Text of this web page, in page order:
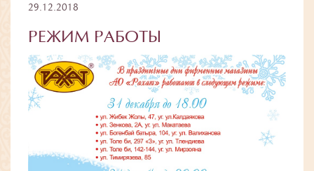
29.12.2018
РЕЖИМ РАБОТЫ